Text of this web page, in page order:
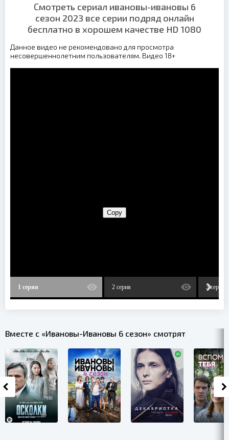
Смотреть сериал ивановы-ивановы 6
сезон 2023 все серии подряд онлайн
бесплатно в хорошем качестве HD 1080
Данное видео не рекомендовано для просмотра
несовершеннолетним пользователям. Видео 18+
1 серия 2 серия 3 серия
Вместе с «Ивановы-Ивановы 6 сезон» смотрят